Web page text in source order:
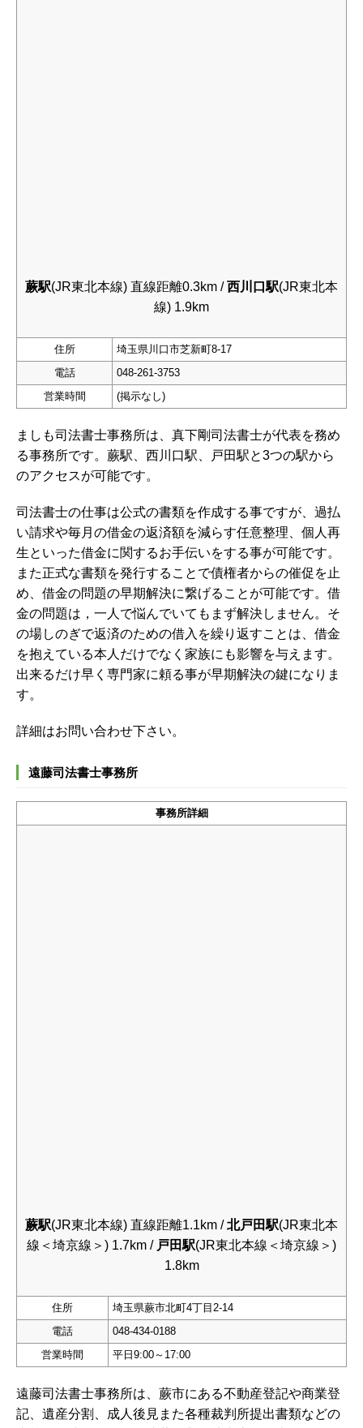
蕨駅(JR東北本線) 直線距離0.3km /西川口駅(JR東北本
線) 1.9km
住所
埼玉県川口市芝新町8-17
電話
048-261-3753
営業時間
(掲示なし)
ましも司法書士事務所は、真下剛司法書士が代表を務め
る事務所です。蕨駅、西川口駅、戸田駅と3つの駅から
のアクセスが可能です。
司法書士の仕事は公式の書類を作成する事ですが、過払
い請求や毎月の借金の返済額を減らす任意整理、個人再
生といった借金に関するお手伝いをする事が可能です。
また正式な書類を発行することで債権者からの催促を止
め、借金の問題の早期解決に繋げることが可能です。借
金の問題は，一人で悩んでいてもまず解決しません。そ
の場しのぎで返済のための借入を繰り返すことは、借金
を抱えている本人だけでなく家族にも影響を与えます。
出来るだけ早く専門家に頼る事が早期解決の鍵になりま
す。
詳細はお問い合わせ下さい。
遠藤司法書士事務所
事務所詳細
蕨駅(JR東北本線) 直線距離1.1km /北戸田駅(JR東北本
線＜埼京線＞) 1.7km / 戸田駅(JR東北本線＜埼京線＞)
1.8km
住所
埼玉県蕨市北町4丁目2-14
電話
048-434-0188
営業時間
平日9:00～17:00
遠藤司法書士事務所は、蕨市にある不動産登記や商業登
記、遺産分割、成人後見また各種裁判所提出書類などの